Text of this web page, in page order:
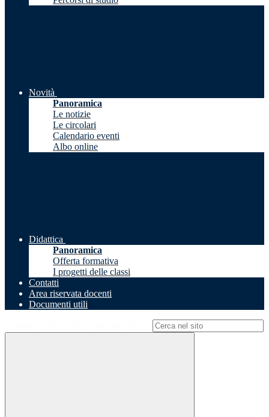
Novità
Panoramica
Le notizie
Le circolari
Calendario eventi
Albo online
Didattica
Panoramica
Offerta formativa
I progetti delle classi
Contatti
Area riservata docenti
Documenti utili